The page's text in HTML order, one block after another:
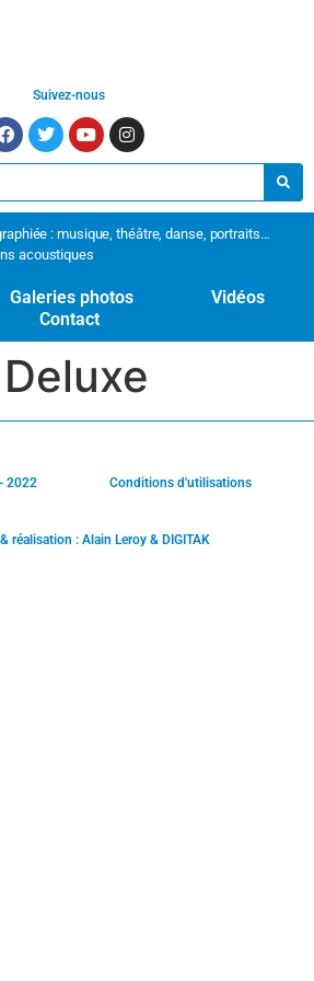
Suivez-nous
: musique, théâtre, danse, portraits…
acoustiques
Galeries photos
Vidéos
Contact
2022 Conditions d'utilisations
réalisation : Alain Leroy & DIGITAK